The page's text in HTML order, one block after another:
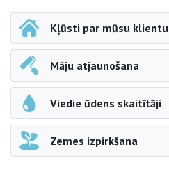
Kļūsti par mūsu klientu
Māju atjaunošana
Viedie ūdens skaitītāji
Zemes izpirkšana